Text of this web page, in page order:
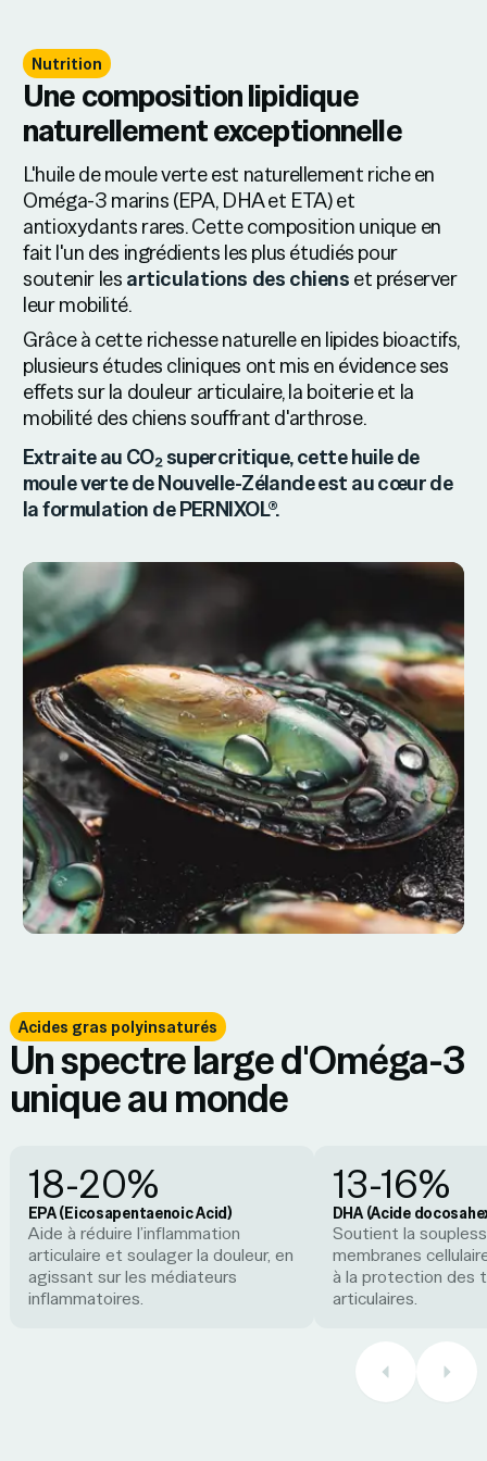
Nutrition
Une composition lipidique
naturellement exceptionnelle
L'huile de moule verte est naturellement riche en
Oméga-3 marins (EPA, DHA et ETA) et
antioxydants rares. Cette composition unique en
fait l'un des ingrédients les plus étudiés pour
soutenir les articulations des chiens et préserver
leur mobilité.
Grâce à cette richesse naturelle en lipides bioactifs,
plusieurs études cliniques ont mis en évidence ses
effets sur la douleur articulaire, la boiterie et la
mobilité des chiens souffrant d'arthrose.
Extraite au CO₂ supercritique, cette huile de
moule verte de Nouvelle-Zélande est au cœur de
la formulation de PERNIXOL®.
Acides gras polyinsaturés
Un spectre large d'Oméga-3
unique au monde
18-20%
EPA (Eicosapentaenoic Acid)
Aide à réduire l’inflammation
articulaire et soulager la douleur, en
agissant sur les médiateurs
inflammatoires.
13-16%
DHA (Acide
Soutient la
membranes
à la protection des
articulaires.